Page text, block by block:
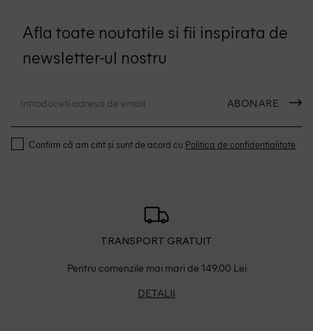
Afla toate noutatile si fii inspirata de
newsletter-ul nostru
ABONARE
Confirm că am citit și sunt de acord cu Politica de confidentialitate
TRANSPORT GRATUIT
Pentru comenzile mai mari de 149.00 Lei
DETALII